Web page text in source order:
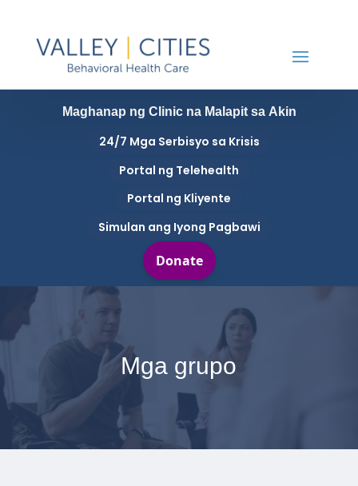
Maghanap ng Clinic na Malapit sa Akin
24/7 Mga Serbisyo sa Krisis
Portal ng Telehealth
Portal ng Kliyente
Simulan ang Iyong Pagbawi
Mga grupo